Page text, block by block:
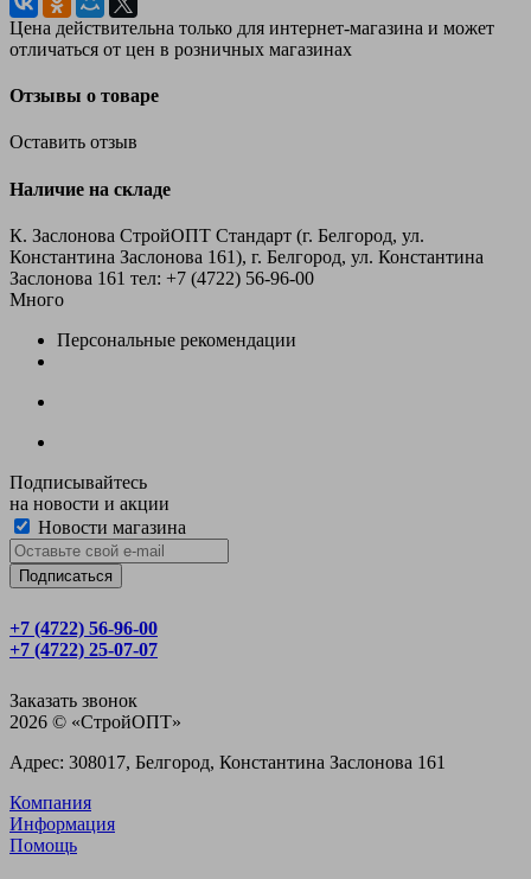
Цена действительна только для интернет-магазина и может
отличаться от цен в розничных магазинах
Отзывы о товаре
Оставить отзыв
Наличие на складе
К. Заслонова СтройОПТ Стандарт (г. Белгород, ул.
Константина Заслонова 161), г. Белгород, ул. Константина
Заслонова 161 тел: +7 (4722) 56‑96-00
Много
Персональные рекомендации
Подписывайтесь
на новости и акции
Новости магазина
+7 (4722) 56‑96-00
+7 (4722) 25‑07-07
Заказать звонок
2026 © «CтройОПТ»
Адрес: 308017, Белгород, Константина Заслонова 161
Компания
Информация
Помощь